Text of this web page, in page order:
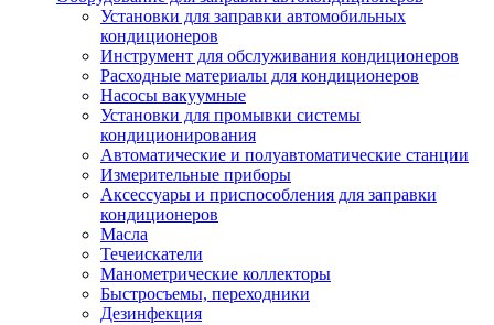
Установки для заправки автомобильных
кондиционеров
Инструмент для обслуживания кондиционеров
Расходные материалы для кондиционеров
Насосы вакуумные
Установки для промывки системы
кондиционирования
Автоматические и полуавтоматические станции
Измерительные приборы
Аксессуары и приспособления для заправки
кондиционеров
Масла
Течеискатели
Манометрические коллекторы
Быстросъемы, переходники
Дезинфекция